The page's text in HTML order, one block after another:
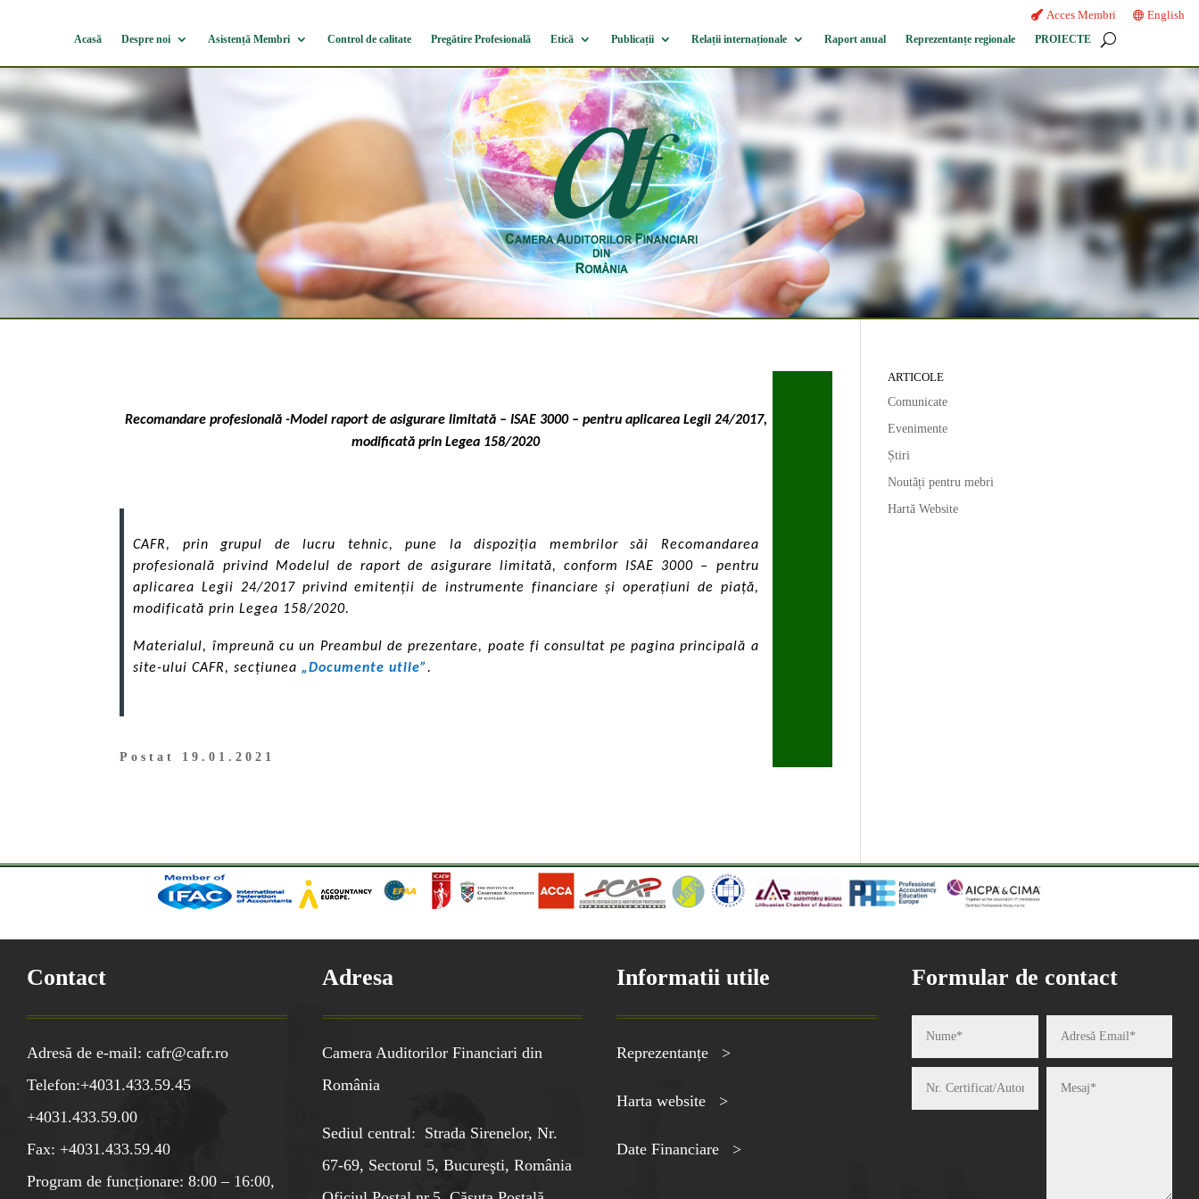
Acces Membri English
Acasă Despre noi Asistență Membri Control de calitate Pregătire Profesională Etică Publicații Relații internaționale Raport anual Reprezentanțe regionale PROIECTE
Recomandare profesională -Model raport de asigurare limitată – ISAE 3000 – pentru aplicarea Legii 24/2017,
modificată prin Legea 158/2020
CAFR, prin grupul de lucru tehnic, pune la dispoziția membrilor săi ​Recomandarea
profesională privind Modelul de raport de asigurare limitată, conform ISAE 3000 – pentru
aplicarea Legii 24/2017 privind emitenții de instrumente financiare și operațiuni de piață,
modificată prin Legea 158/2020.
Materialul, împreună cu un Preambul de prezentare, poate fi consultat pe pagina principală a
site-ului CAFR, secțiunea„Documente utile”.
Postat 19.01.2021
ARTICOLE
Comunicate
Evenimente
Știri
Noutăți pentru mebri
Hartă Website
Contact
Adresă de e-mail: cafr@cafr.ro
Telefon:+4031.433.59.45
+4031.433.59.00
Fax: +4031.433.59.40
Program de funcționare: 8:00 – 16:00,
Adresa
Camera Auditorilor Financiari din
România
Sediul central: Strada Sirenelor, Nr.
67-69, Sectorul 5, Bucureşti, România
Informatii utile
Reprezentanțe >
Harta website >
Date Financiare >
Formular de contact